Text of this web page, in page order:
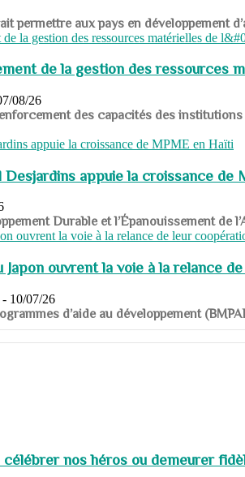
permettre aux pays en développement
de la gestion des ressources
08/26
des capacités des
appuie la croissance de
Durable et l’Épanouissement de
Japon ouvrent la voie à la relance
- 10/07/26
d’aide au développement
nos héros ou demeurer